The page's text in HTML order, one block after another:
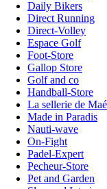
Daily Bikers
Direct Running
Direct-Volley
Espace Golf
Foot-Store
Gallop Store
Golf and co
Handball-Store
La sellerie de Maé
Made in Paradis
Nauti-wave
On-Fight
Padel-Expert
Pecheur-Store
Pet and Garden